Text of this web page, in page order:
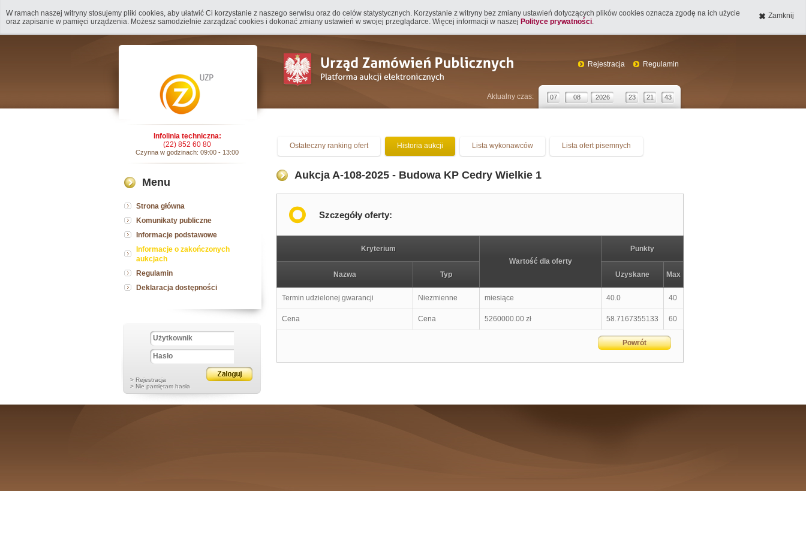
W ramach naszej witryny stosujemy pliki cookies, aby ułatwić Ci korzystanie z naszego serwisu oraz do celów statystycznych. Korzystanie z witryny bez zmiany ustawień dotyczących plików cookies oznacza zgodę na ich użycie
oraz zapisanie w pamięci urządzenia. Możesz samodzielnie zarządzać cookies i dokonać zmiany ustawień w swojej przeglądarce. Więcej informacji w naszej Polityce prywatności.
Zamknij
Rejestracja Regulamin
Aktualny czas: 07 08 2026 23 21 43
Ostateczny ranking ofert Historia aukcji Lista wykonawców Lista ofert pisemnych
Aukcja A-108-2025 - Budowa KP Cedry Wielkie 1
Szczegóły oferty:
Kryterium
Wartość dla oferty
Punkty
Nazwa Typ Uzyskane Max
Termin udzielonej gwarancji Niezmienne miesiące 40.0 40
Cena Cena 5260000.00 zł 58.7167355133 60
Powrót
Infolinia techniczna:
(22) 852 60 80
Czynna w godzinach: 09:00 - 13:00
Menu
Strona główna
Komunikaty publiczne
Informacje podstawowe
Informacje o zakończonych
aukcjach
Regulamin
Deklaracja dostępności
> Rejestracja
> Nie pamiętam hasła